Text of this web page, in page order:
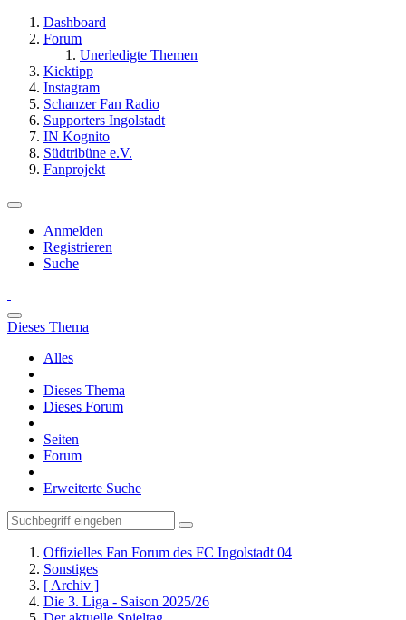
Dashboard
Forum
Unerledigte Themen
Kicktipp
Instagram
Schanzer Fan Radio
Supporters Ingolstadt
IN Kognito
Südtribüne e.V.
Fanprojekt
Anmelden
Registrieren
Suche
Dieses Thema
Alles
Dieses Thema
Dieses Forum
Seiten
Forum
Erweiterte Suche
Offizielles Fan Forum des FC Ingolstadt 04
Sonstiges
[ Archiv ]
Die 3. Liga - Saison 2025/26